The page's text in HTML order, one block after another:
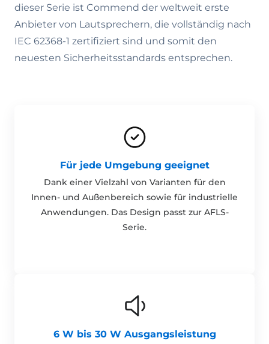
dieser Serie ist Commend der weltweit erste
Anbieter von Lautsprechern, die vollständig nach
IEC 62368-1 zertifiziert sind und somit den
neuesten Sicherheitsstandards entsprechen.
Für jede Umgebung geeignet
Dank einer Vielzahl von Varianten für den
Innen- und Außenbereich sowie für industrielle
Anwendungen. Das Design passt zur AFLS-
Serie.
6 W bis 30 W Ausgangsleistung